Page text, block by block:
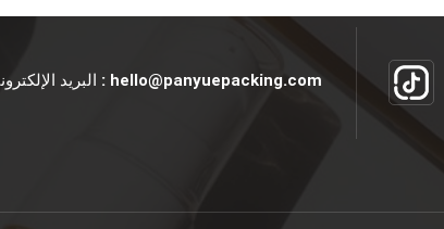
البريد الإلكتروني : hello@panyuepacking.com